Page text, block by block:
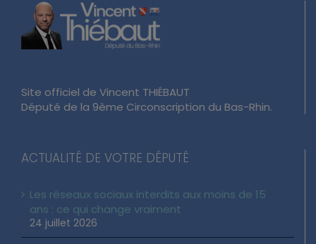
Site officiel de Vincent THIÉBAUT
Député de la 9ème Circonscription du Bas-Rhin.
ACTUALITÉ DE VOTRE DÉPUTÉ
Les réseaux sociaux interdits aux moins de 15
ans : ce qui change vraiment
24 juillet 2026